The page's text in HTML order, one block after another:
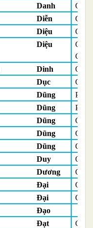
Danh
Diễn
Diệu
Diệu
Dinh
Dục
Dũng
Phó
Dũng
Phó
Dũng
Dũng
Dũng
Duy
Dương
Đại
Đại
Đạo
Đạt
Giúp